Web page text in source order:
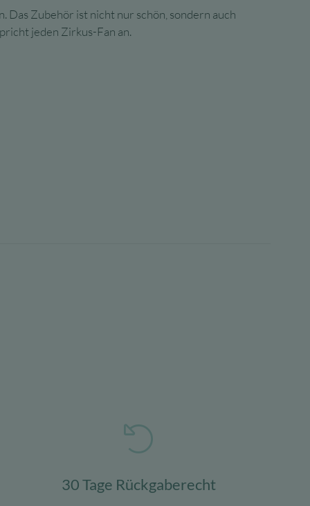
Das Zubehör ist nicht nur schön, sondern auch
jeden Zirkus-Fan an.
30 Tage Rückgaberecht